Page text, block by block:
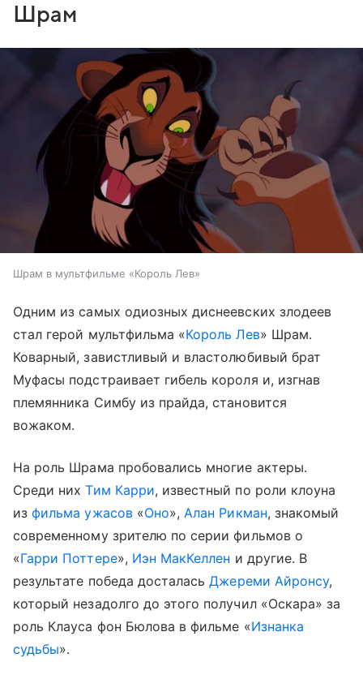
Шрам
Шрам в мультфильме «Король Лев»
Одним из самых одиозных диснеевских злодеев
стал герой мультфильма «Король Лев» Шрам.
Коварный, завистливый и властолюбивый брат
Муфасы подстраивает гибель короля и, изгнав
племянника Симбу из прайда, становится
вожаком.
На роль Шрама пробовались многие актеры.
Среди нихТим Карри, известный по роли клоуна
изфильма ужасов«Оно», Алан Рикман, знакомый
современному зрителю по серии фильмов о
«Гарри Поттере», Иэн МакКеллен и другие. В
результате победа досталасьДжереми Айронсу,
который незадолго до этого получил «Оскара» за
роль Клауса фон Бюлова в фильме «Изнанка
судьбы».